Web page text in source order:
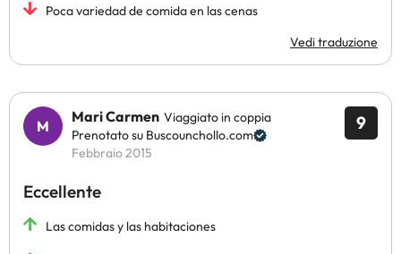
Poca variedad de comida en las cenas
Vedi traduzione
9
Mari Carmen Viaggiato in coppia
Prenotato su Buscounchollo.com
Febbraio 2015
Eccellente
Las comidas y las habitaciones